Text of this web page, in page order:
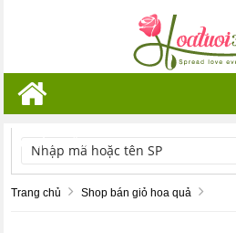
TÌM KIẾM
Trang chủ Shop bán giỏ hoa quả